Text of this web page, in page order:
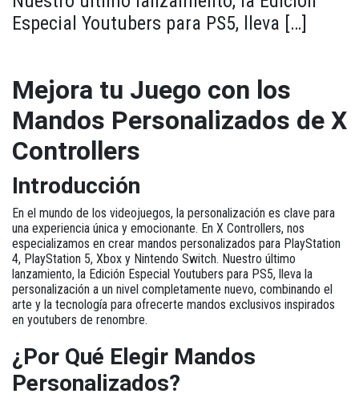
Especial Youtubers para PS5, lleva […]
Mejora tu Juego con los
Mandos Personalizados de X
Controllers
Introducción
En el mundo de los videojuegos, la personalización es clave para
una experiencia única y emocionante. En X Controllers, nos
especializamos en crear mandos personalizados para PlayStation
4, PlayStation 5, Xbox y Nintendo Switch. Nuestro último
lanzamiento, la Edición Especial Youtubers para PS5, lleva la
personalización a un nivel completamente nuevo, combinando el
arte y la tecnología para ofrecerte mandos exclusivos inspirados
en youtubers de renombre.
¿Por Qué Elegir Mandos
Personalizados?